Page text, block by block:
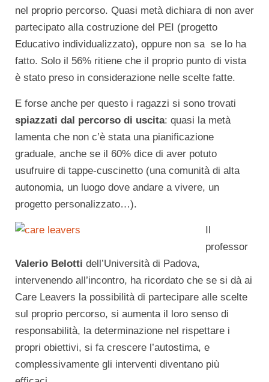
nel proprio percorso. Quasi metà dichiara di non aver
partecipato alla costruzione del PEI (progetto
Educativo individualizzato), oppure non sa se lo ha
fatto. Solo il 56% ritiene che il proprio punto di vista
è stato preso in considerazione nelle scelte fatte.
E forse anche per questo i ragazzi si sono trovati
spiazzati dal percorso di uscita: quasi la metà
lamenta che non c’è stata una pianificazione
graduale, anche se il 60% dice di aver potuto
usufruire di tappe-cuscinetto (una comunità di alta
autonomia, un luogo dove andare a vivere, un
progetto personalizzato…).
Il
professor
Valerio Belotti dell’Università di Padova,
intervenendo all’incontro, ha ricordato che se si dà ai
Care Leavers la possibilità di partecipare alle scelte
sul proprio percorso, si aumenta il loro senso di
responsabilità, la determinazione nel rispettare i
propri obiettivi, si fa crescere l’autostima, e
complessivamente gli interventi diventano più